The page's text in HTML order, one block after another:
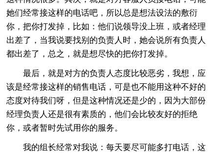
她们经常接这样的电话吧，所以总是想法设法的敷衍
你，把你打发掉，比如：他们说领导没上班，或者经理
出差了，当我说要找别的负责人时，她会说所有负责人
都出差了，总之，就是想尽快的把你打发掉。
最后，就是对方的负责人态度比较恶劣，我想，应
该是经常接这样的销售电话，可是也不能用这种不好的
态度对待我们呀，但是这种情况还是少的，因为大部份
经理负责人还是很有素质的，他们会比较友好的拒绝
你，或者暂时先试用你的服务。
我的组长经常对我说：每天要尽可能多打电话，这